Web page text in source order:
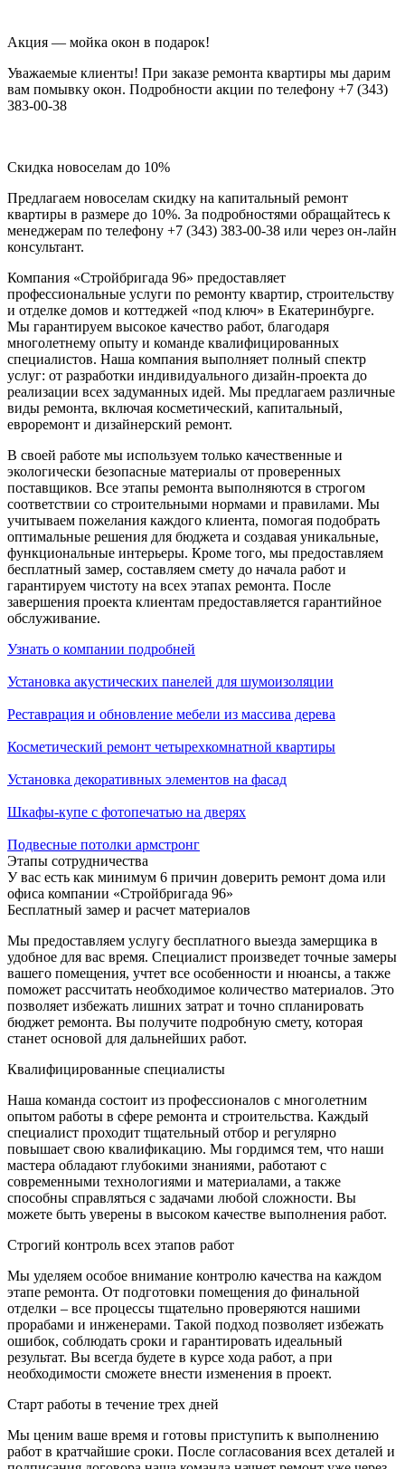
Акция — мойка окон в подарок!
Уважаемые клиенты! При заказе ремонта квартиры мы дарим
вам помывку окон. Подробности акции по телефону +7 (343)
383-00-38
Скидка новоселам до 10%
Предлагаем новоселам скидку на капитальный ремонт
квартиры в размере до 10%. За подробностями обращайтесь к
менеджерам по телефону +7 (343) 383-00-38 или через он-лайн
консультант.
Компания «Стройбригада 96» предоставляет
профессиональные услуги по ремонту квартир, строительству
и отделке домов и коттеджей «под ключ» в Екатеринбурге.
Мы гарантируем высокое качество работ, благодаря
многолетнему опыту и команде квалифицированных
специалистов. Наша компания выполняет полный спектр
услуг: от разработки индивидуального дизайн-проекта до
реализации всех задуманных идей. Мы предлагаем различные
виды ремонта, включая косметический, капитальный,
евроремонт и дизайнерский ремонт.
В своей работе мы используем только качественные и
экологически безопасные материалы от проверенных
поставщиков. Все этапы ремонта выполняются в строгом
соответствии со строительными нормами и правилами. Мы
учитываем пожелания каждого клиента, помогая подобрать
оптимальные решения для бюджета и создавая уникальные,
функциональные интерьеры. Кроме того, мы предоставляем
бесплатный замер, составляем смету до начала работ и
гарантируем чистоту на всех этапах ремонта. После
завершения проекта клиентам предоставляется гарантийное
обслуживание.
Узнать о компании подробней
Установка акустических панелей для шумоизоляции
Реставрация и обновление мебели из массива дерева
Косметический ремонт четырехкомнатной квартиры
Установка декоративных элементов на фасад
Шкафы-купе с фотопечатью на дверях
Подвесные потолки армстронг
Этапы сотрудничества
У вас есть как минимум 6 причин доверить ремонт дома или
офиса компании «Стройбригада 96»
Бесплатный замер и расчет материалов
Мы предоставляем услугу бесплатного выезда замерщика в
удобное для вас время. Специалист произведет точные замеры
вашего помещения, учтет все особенности и нюансы, а также
поможет рассчитать необходимое количество материалов. Это
позволяет избежать лишних затрат и точно спланировать
бюджет ремонта. Вы получите подробную смету, которая
станет основой для дальнейших работ.
Квалифицированные специалисты
Наша команда состоит из профессионалов с многолетним
опытом работы в сфере ремонта и строительства. Каждый
специалист проходит тщательный отбор и регулярно
повышает свою квалификацию. Мы гордимся тем, что наши
мастера обладают глубокими знаниями, работают с
современными технологиями и материалами, а также
способны справляться с задачами любой сложности. Вы
можете быть уверены в высоком качестве выполнения работ.
Строгий контроль всех этапов работ
Мы уделяем особое внимание контролю качества на каждом
этапе ремонта. От подготовки помещения до финальной
отделки – все процессы тщательно проверяются нашими
прорабами и инженерами. Такой подход позволяет избежать
ошибок, соблюдать сроки и гарантировать идеальный
результат. Вы всегда будете в курсе хода работ, а при
необходимости сможете внести изменения в проект.
Старт работы в течение трех дней
Мы ценим ваше время и готовы приступить к выполнению
работ в кратчайшие сроки. После согласования всех деталей и